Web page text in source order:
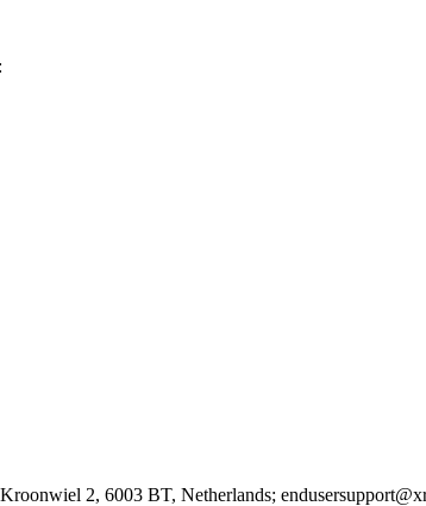
2, 6003 BT, Netherlands;